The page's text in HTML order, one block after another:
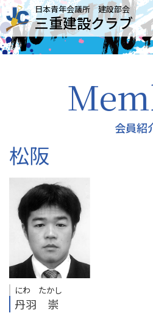
日本青年会議所 建設部会
三重建設クラブ
会員紹
松阪
にわ たかし
丹羽 崇